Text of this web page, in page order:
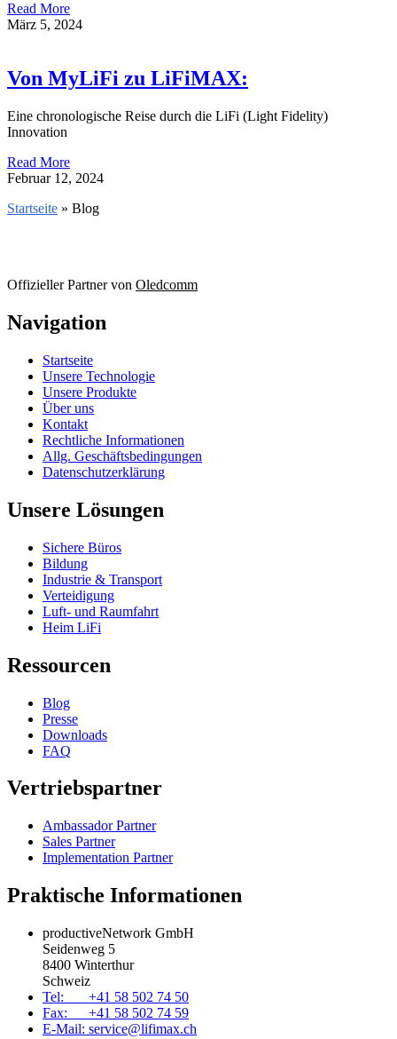
Read More
März 5, 2024
Von MyLiFi zu LiFiMAX:
Eine chronologische Reise durch die LiFi (Light Fidelity)
Innovation
Read More
Februar 12, 2024
Startseite » Blog
Offizieller Partner von Oledcomm
Navigation
Startseite
Unsere Technologie
Unsere Produkte
Über uns
Kontakt
Rechtliche Informationen
Allg. Geschäftsbedingungen
Datenschutzerklärung
Unsere Lösungen
Sichere Büros
Bildung
Industrie & Transport
Verteidigung
Luft- und Raumfahrt
Heim LiFi
Ressourcen
Blog
Presse
Downloads
FAQ
Vertriebspartner
Ambassador Partner
Sales Partner
Implementation Partner
Praktische Informationen
productiveNetwork GmbH
Seidenweg 5
8400 Winterthur
Schweiz
Tel: +41 58 502 74 50
Fax: +41 58 502 74 59
E-Mail: service@lifimax.ch